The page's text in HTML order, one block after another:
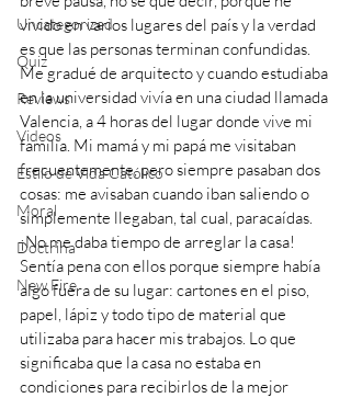
Uncategorized
Quiz
Reviews
Videos
Estilo de Vida Católico
Moral
Doctrina
New Fire
vivido en varios lugares del país y la verdad
es que las personas terminan confundidas.
Me gradué de arquitecto y cuando estudiaba
en la universidad vivía en una ciudad llamada
Valencia, a 4 horas del lugar donde vive mi
familia. Mi mamá y mi papá me visitaban
frecuentemente, pero siempre pasaban dos
cosas: me avisaban cuando iban saliendo o
simplemente llegaban, tal cual, paracaídas.
¡No me daba tiempo de arreglar la casa!
Sentía pena con ellos porque siempre había
algo fuera de su lugar: cartones en el piso,
papel, lápiz y todo tipo de material que
utilizaba para hacer mis trabajos. Lo que
significaba que la casa no estaba en
condiciones para recibirlos de la mejor